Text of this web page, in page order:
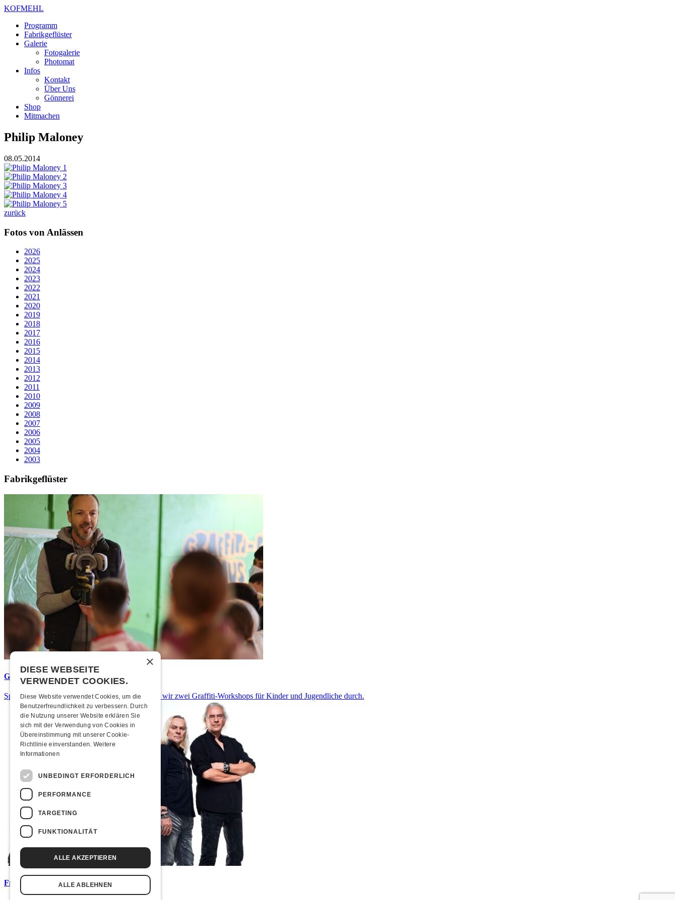
KOFMEHL
Programm
Fabrikgeflüster
Galerie
Fotogalerie
Photomat
Infos
Kontakt
Über Uns
Gönnerei
Shop
Mitmachen
Philip Maloney
08.05.2014
zurück
Fotos von Anlässen
2026
2025
2024
2023
2022
2021
2020
2019
2018
2017
2016
2015
2014
2013
2012
2011
2010
2009
2008
2007
2006
2005
2004
2003
Fabrikgeflüster
Graffiti-Workshops
Spray dein eigenes Graffiti! Im September führen wir zwei Graffiti-Workshops für Kinder und Jugendliche durch.
Frisch bestätigt: Uriah Heep
×
DIESE WEBSEITE
VERWENDET COOKIES.
Diese Website verwendet Cookies, um die
Benutzerfreundlichkeit zu verbessern. Durch
die Nutzung unserer Website erklären Sie
sich mit der Verwendung von Cookies in
Übereinstimmung mit unserer Cookie-
Richtlinie einverstanden. Weitere
Informationen
UNBEDINGT ERFORDERLICH
PERFORMANCE
TARGETING
FUNKTIONALITÄT
ALLE AKZEPTIEREN
ALLE ABLEHNEN